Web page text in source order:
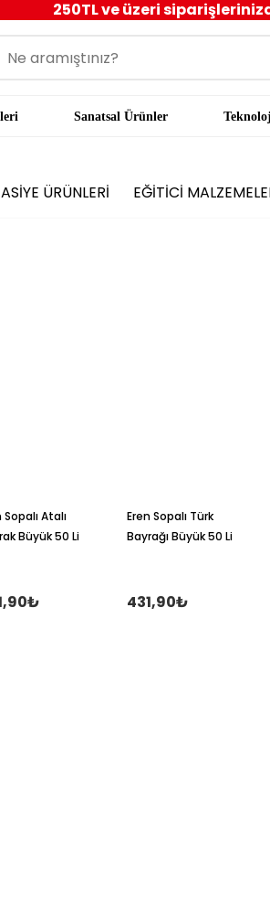
250TL ve üzeri
Sanatsal Ürünler
ÜRÜNLERİ EĞİTİCİ
Sopalı Atalı
Büyük 50 Li
Eren Sopalı Türk
Bayrağı Büyük 50 Li
431,90₺